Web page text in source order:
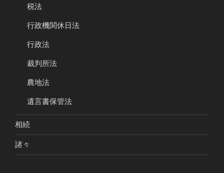
税法
行政機関休日法
行政法
裁判所法
農地法
遺言書保管法
相続
諸々